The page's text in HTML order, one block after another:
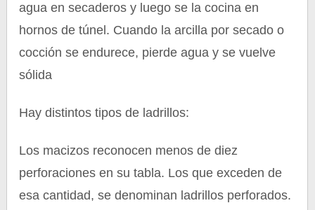
agua en secaderos y luego se la cocina en
hornos de túnel. Cuando la arcilla por secado o
cocción se endurece, pierde agua y se vuelve
sólida
Hay distintos tipos de ladrillos:
Los macizos reconocen menos de diez
perforaciones en su tabla. Los que exceden de
esa cantidad, se denominan ladrillos perforados.